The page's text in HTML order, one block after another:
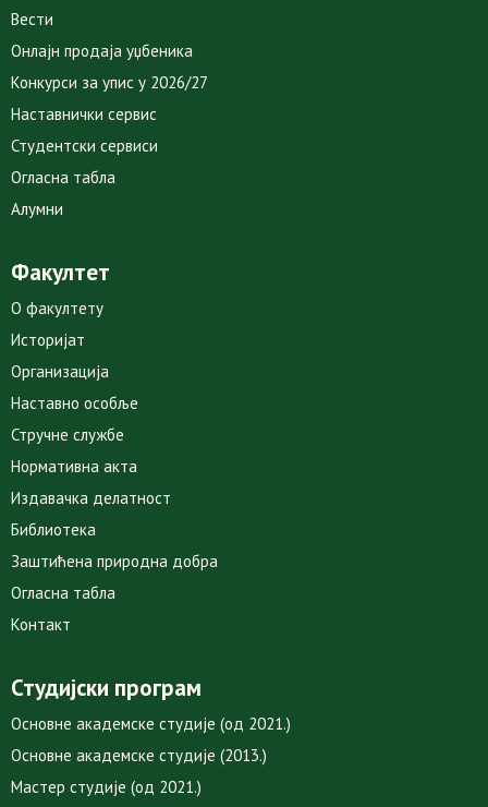
Вести
Онлајн продаја уџбеника
Конкурси за упис у 2026/27
Наставнички сервис
Студентски сервиси
Огласна табла
Алумни
Факултет
О факултету
Историјат
Организација
Наставно особље
Стручне службе
Нормативна акта
Издавачка делатност
Библиотека
Заштићена природна добра
Огласна табла
Контакт
Студијски програм
Основне академске студије (од 2021.)
Основне академске студије (2013.)
Мастер студије (од 2021.)